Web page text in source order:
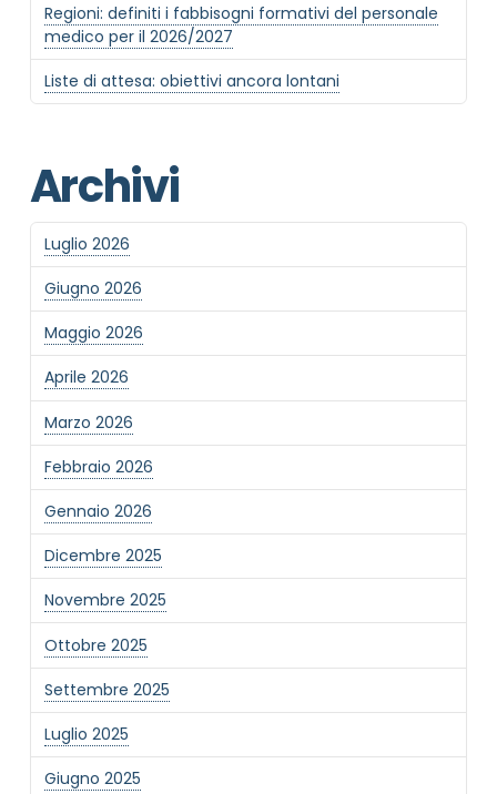
Regioni: definiti i fabbisogni formativi del personale
medico per il 2026/2027
Liste di attesa: obiettivi ancora lontani
Archivi
Luglio 2026
Giugno 2026
Maggio 2026
Aprile 2026
Marzo 2026
Febbraio 2026
Gennaio 2026
Dicembre 2025
Novembre 2025
Ottobre 2025
Settembre 2025
Luglio 2025
Giugno 2025